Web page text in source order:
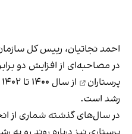
در مصاحبه‌ای از افزایش دو
پرستاران
رشد است.
در سال‌های گذشته شماری از